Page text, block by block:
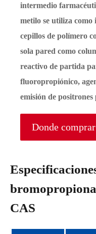
intermedio
metilo se utiliza
cepillos de polímero
sola pared como
reactivo de partida
fluoropropiónico,
emisión de
Donde
CAS